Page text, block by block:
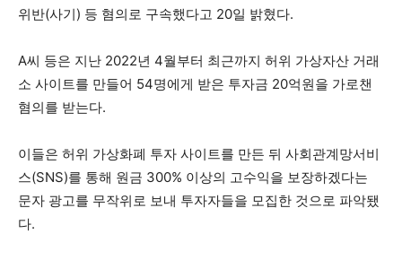
위반(사기) 등 혐의로 구속했다고 20일 밝혔다.
A씨 등은 지난 2022년 4월부터 최근까지 허위 가상자산 거래
소 사이트를 만들어 54명에게 받은 투자금 20억원을 가로챈
혐의를 받는다.
이들은 허위 가상화폐 투자 사이트를 만든 뒤 사회관계망서비
스(SNS)를 통해 원금 300% 이상의 고수익을 보장하겠다는
문자 광고를 무작위로 보내 투자자들을 모집한 것으로 파악됐
다.